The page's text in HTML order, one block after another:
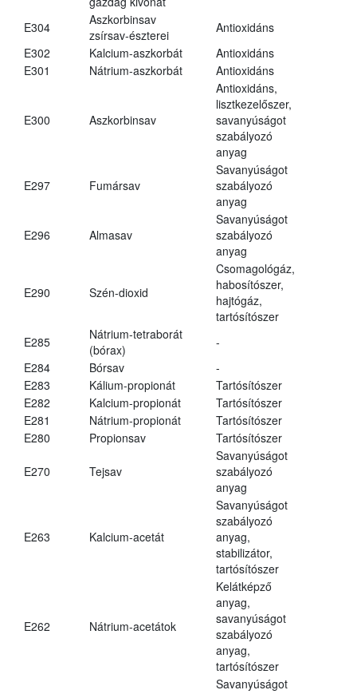
E304
Aszkorbinsav
zsírsav-észterei
Antioxidáns
E302
Kalcium-aszkorbát
Antioxidáns
E301
Nátrium-aszkorbát Antioxidáns
E300 Aszkorbinsav
Antioxidáns,
lisztkezelőszer,
savanyúságot
szabályozó
anyag
E297 Fumársav
Savanyúságot
szabályozó
anyag
E296 Almasav
Savanyúságot
szabályozó
anyag
E290 Szén-dioxid
Csomagológáz,
habosítószer,
hajtógáz,
tartósítószer
E285
Nátrium-tetraborát
(bórax)
-
E284
Bórsav
-
E283
Kálium-propionát
Tartósítószer
E282
Kalcium-propionát
Tartósítószer
E281
Nátrium-propionát
Tartósítószer
E280
Propionsav Tartósítószer
E270 Tejsav
Savanyúságot
szabályozó
anyag
E263 Kalcium-acetát
Savanyúságot
szabályozó
anyag,
stabilizátor,
tartósítószer
E262 Nátrium-acetátok
Kelátképző
anyag,
savanyúságot
szabályozó
anyag,
tartósítószer
Savanyúságot